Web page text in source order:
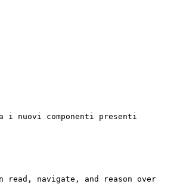
i nuovi componenti presenti
read, navigate, and reason over